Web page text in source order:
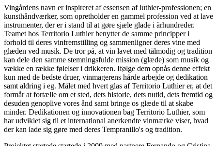
Vingårdens navn er inspireret af essensen af ​​luthier-professionen; en
kunsthåndværker, som opretholder en gammel profession ved at lave
instrumenter, der er i stand til at gøre sjæle glade i århundreder.
Teamet hos Territorio Luthier benytter de samme principper i
forhold til deres vinfremstilling og sammenligner deres vine med
glæden ved musik. De tror på, at vin lavet med tålmodig og tradition
kan dele den samme stemningsfulde mission (glæde) som musik og
vække en række følelser i drikkeren. Ifølge dem opnås denne effekt
kun med de bedste druer, vinmagerens hårde arbejde og dedikation
samt aldring i eg. Målet med hvert glas af Territorio Luthier er, at det
formår at fortælle om et sted, dets historie, dets nutid, dets fremtid og
desuden genoplive vores ånd samt bringe os glæde til at skabe
minder. Dedikationen og innovationen bag Territorio Luthier, som
har udviklet sig til et international anerkendte vinmærke viser, hvad
der kan lade sig gøre med deres Tempranillo's og tradition.